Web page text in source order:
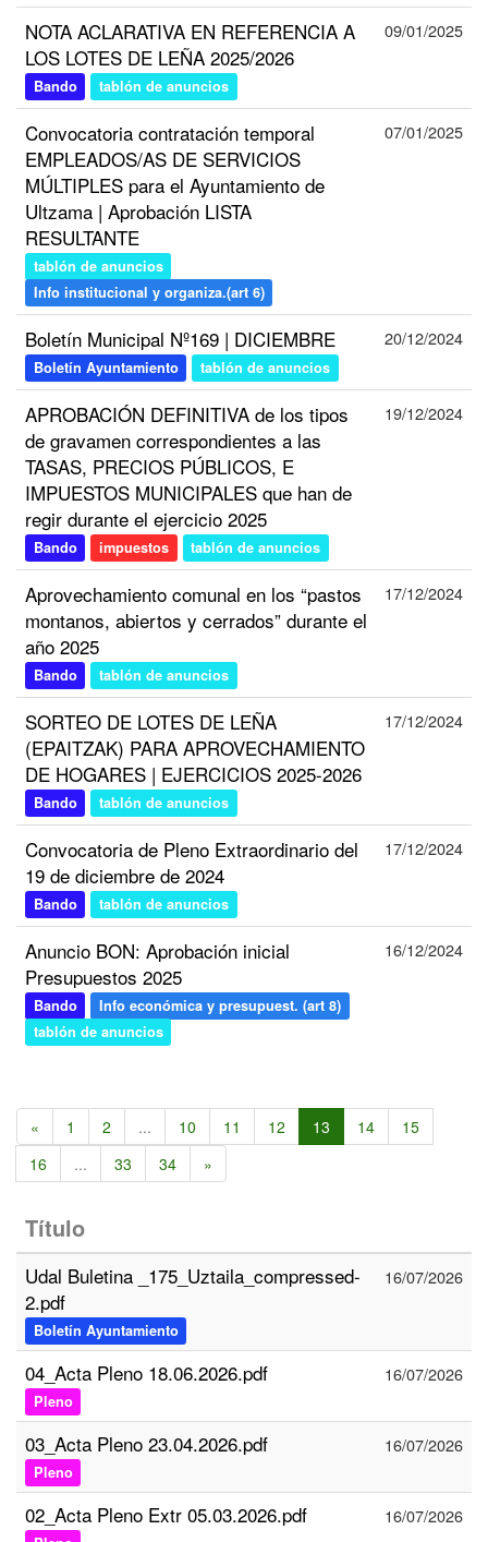
NOTA ACLARATIVA EN REFERENCIA A
LOS LOTES DE LEÑA 2025/2026
Bando tablón de anuncios
09/01/2025
Convocatoria contratación temporal
EMPLEADOS/AS DE SERVICIOS
MÚLTIPLES para el Ayuntamiento de
Ultzama | Aprobación LISTA
RESULTANTE
tablón de anuncios
Info institucional y organiza.(art 6)
07/01/2025
Boletín Municipal Nº169 | DICIEMBRE
Boletín Ayuntamiento tablón de anuncios
20/12/2024
APROBACIÓN DEFINITIVA de los tipos
de gravamen correspondientes a las
TASAS, PRECIOS PÚBLICOS, E
IMPUESTOS MUNICIPALES que han de
regir durante el ejercicio 2025
Bando impuestos tablón de anuncios
19/12/2024
Aprovechamiento comunal en los “pastos
montanos, abiertos y cerrados” durante el
año 2025
Bando tablón de anuncios
17/12/2024
SORTEO DE LOTES DE LEÑA
(EPAITZAK) PARA APROVECHAMIENTO
DE HOGARES | EJERCICIOS 2025-2026
Bando tablón de anuncios
17/12/2024
Convocatoria de Pleno Extraordinario del
19 de diciembre de 2024
Bando tablón de anuncios
17/12/2024
Anuncio BON: Aprobación inicial
Presupuestos 2025
Bando
Info económica y presupuest. (art 8)
tablón de anuncios
16/12/2024
« 1 2 ... 10 11 12 13 14
15
16
... 33 34 »
Título
Udal Buletina _175_Uztaila_compressed-
2.pdf
Boletín Ayuntamiento
16/07/2026
04_Acta Pleno 18.06.2026.pdf
Pleno
16/07/2026
03_Acta Pleno 23.04.2026.pdf
Pleno
16/07/2026
02_Acta Pleno Extr 05.03.2026.pdf 16/07/2026